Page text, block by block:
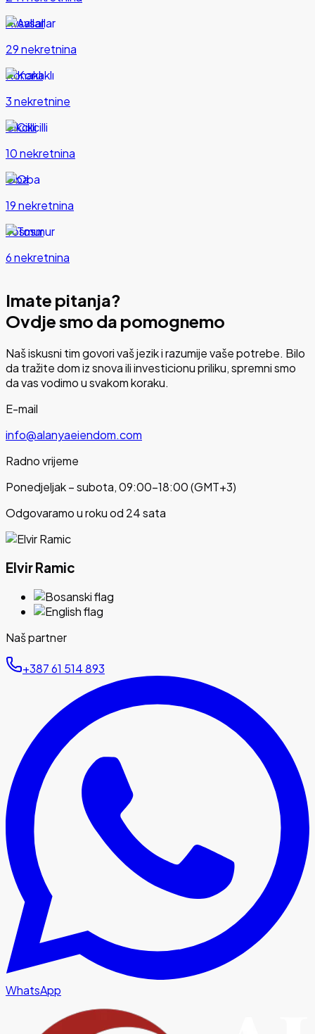
Avsallar
29 nekretnina
Konaklı
3 nekretnine
Cikcilli
10 nekretnina
Oba
19 nekretnina
Tosmur
6 nekretnina
Imate pitanja?
Ovdje smo da pomognemo
Naš iskusni tim govori vaš jezik i razumije vaše potrebe. Bilo
da tražite dom iz snova ili investicionu priliku, spremni smo
da vas vodimo u svakom koraku.
E-mail
info@alanyaeiendom.com
Radno vrijeme
Ponedjeljak – subota, 09:00–18:00 (GMT+3)
Odgovaramo u roku od 24 sata
Elvir Ramic
Naš partner
‪+387 61 514 893‬
WhatsApp